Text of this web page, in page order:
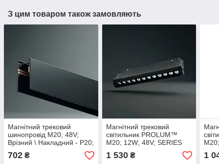
З цим товаром також замовляють
Магнітний трековий
шинопровід M20; 48V;
Врізний \ Накладний - P20;
1 метр. Шинопровід для
магнітних трекових
702 ₴
Магнітний трековий
світильник PROLUM™
M20; 12W; 48V; SERIES
"MGA"; Білий 4000K
1 530₴ 1